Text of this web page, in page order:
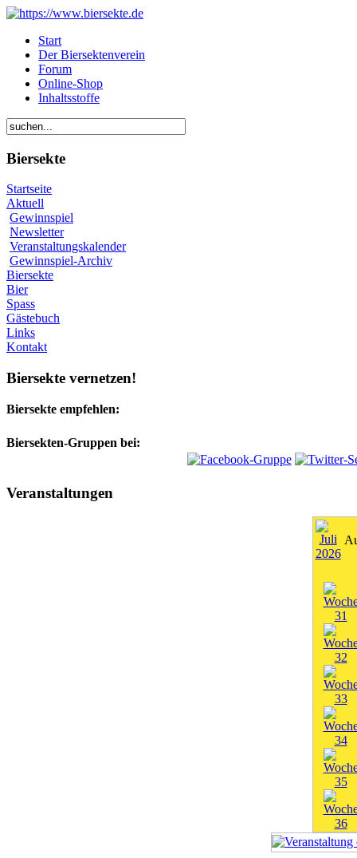
Start
Der Biersektenverein
Forum
Online-Shop
Inhaltsstoffe
Biersekte
Startseite
Aktuell
Gewinnspiel
Newsletter
Veranstaltungskalender
Gewinnspiel-Archiv
Biersekte
Bier
Spass
Gästebuch
Links
Kontakt
Biersekte vernetzen!
Biersekte empfehlen:
Biersekten-Gruppen bei:
Veranstaltungen